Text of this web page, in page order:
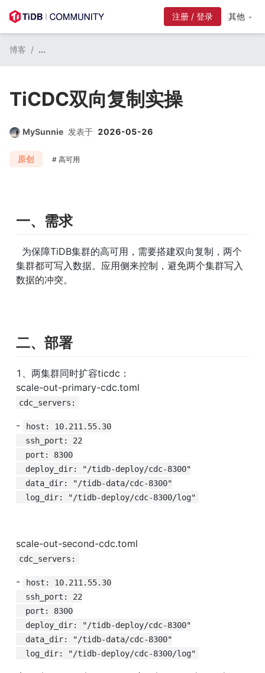
注册 / 登录 其他
博客 / ...
TiCDC双向复制实操
MySunnie 发表于 2026-05-26
原创 高可用
一、需求
集群都可写入数据。应用侧来控制，避免两个集群写入
数据的冲突。
二、部署
1、两集群同时扩容ticdc：
cdc_servers:
-
host: 10.211.55.30
  log_dir: "/tidb-deploy/cdc-8300/log"
cdc_servers:
-
host: 10.211.55.30
  log_dir: "/tidb-deploy/cdc-8300/log"